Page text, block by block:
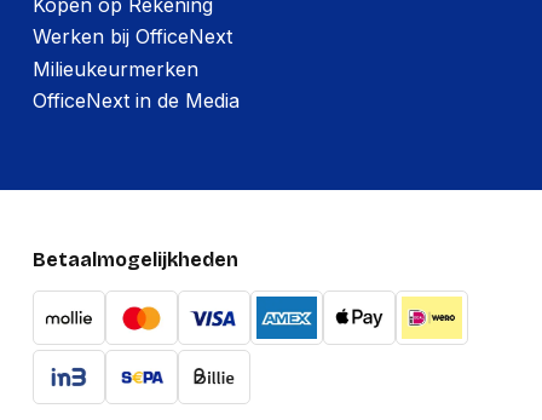
Werken bij OfficeNext
Milieukeurmerken
OfficeNext in de Media
Betaalmogelijkheden